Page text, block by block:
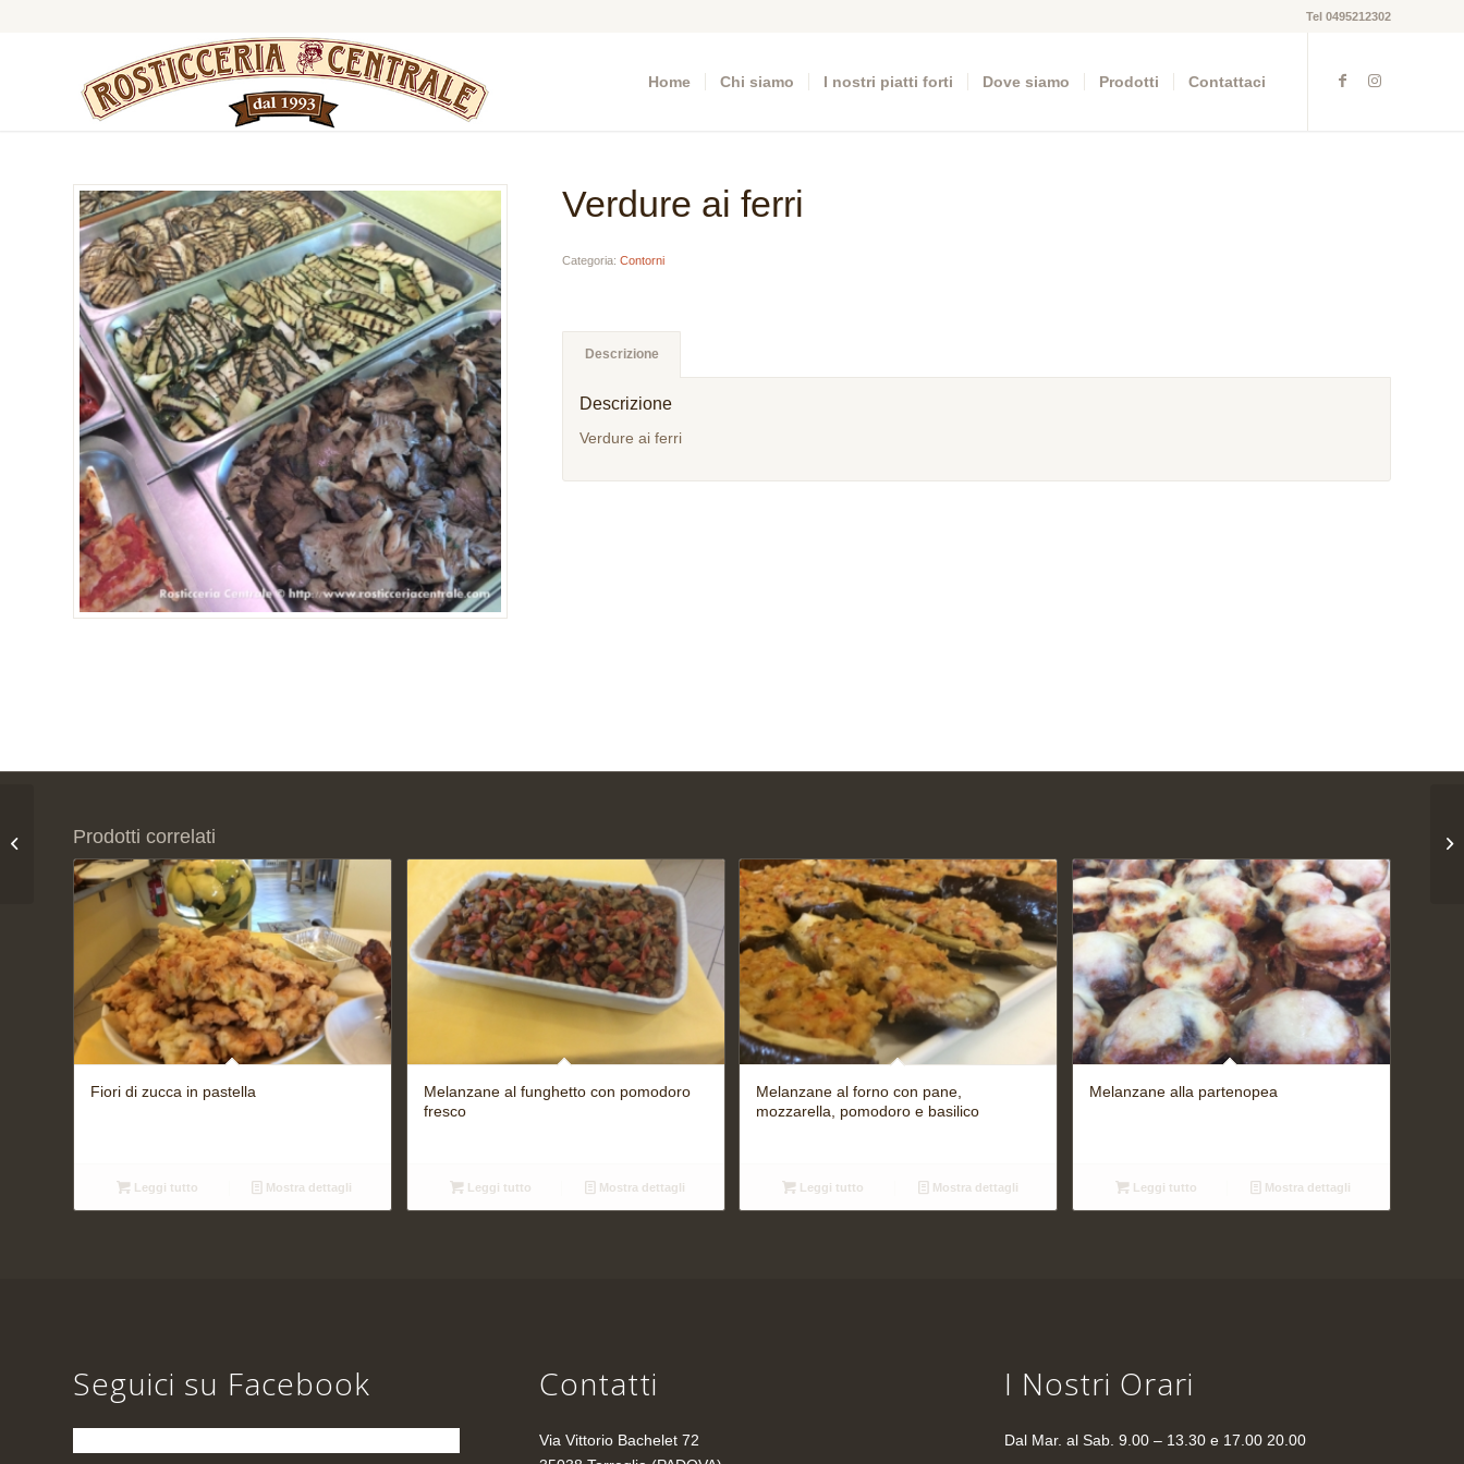
Tel 0495212302
Home Chi siamo I nostri piatti forti Dove siamo Prodotti Contattaci
Verdure ai ferri
Categoria:Contorni
Descrizione
Descrizione
Verdure ai ferri
Prodotti correlati
Fiori di zucca in pastella
Leggi tutto Mostra dettagli
Melanzane al funghetto con pomodoro
fresco
Leggi tutto Mostra dettagli
Melanzane al forno con pane,
mozzarella, pomodoro e basilico
Leggi tutto Mostra dettagli
Melanzane alla partenopea
Leggi tutto Mostra dettagli
Seguici su Facebook Contatti
Via Vittorio Bachelet 72
I Nostri Orari
Dal Mar. al Sab. 9.00 – 13.30 e 17.00 20.00
Sformatino di patate